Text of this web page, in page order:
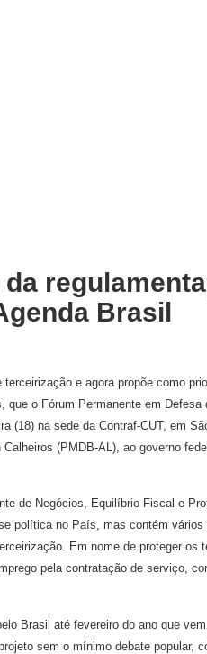
Brasil
e agora propõe como
o Fórum Permanente em
(18) na sede da Contraf-CUT, em
(PMDB-AL), ao governo
de Negócios, Equilíbrio Fiscal e
política no País, mas contém
Em nome de proteger os
pela contratação de serviço,
Brasil até fevereiro do ano que
sem o mínimo debate popular,